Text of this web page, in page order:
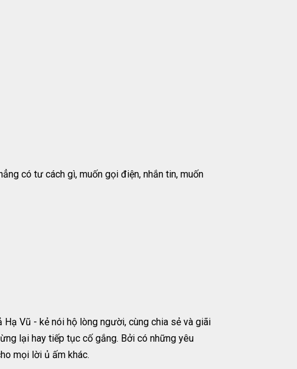
có tư cách gì, muốn gọi điện, nhắn tin, muốn
Vũ - kẻ nói hộ lòng người, cùng chia sẻ và giãi
lại hay tiếp tục cố gắng. Bởi có những yêu
mọi lời ủ ấm khác.